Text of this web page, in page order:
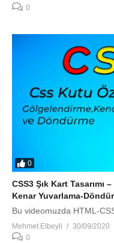
0
0
CSS3 Şık Kart
Kenar Yuvarlama-
Bu videomuzda HTML-
Mehmet Elbeyli
30/09/2020
0